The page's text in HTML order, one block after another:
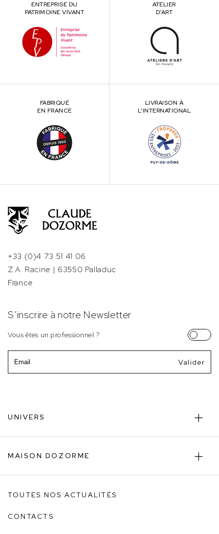
ENTREPRISE DU
PATRIMOINE VIVANT
ATELIER
D’ART
FABRIQUÉ
EN FRANCE
LIVRAISON À
L’INTERNATIONAL
+33 (0)4 73 51 41 06
Z.A. Racine | 63550 Palladuc
France
S’inscrire à notre Newsletter
Vous êtes un professionnel ?
UNIVERS
MAISON DOZORME
TOUTES NOS ACTUALITÉS
CONTACTS